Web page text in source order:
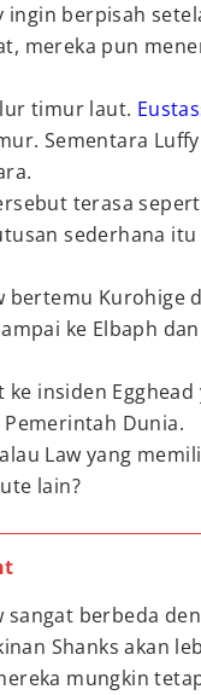
ingin berpisah
mereka pun
timur laut.
Sementara
terasa
sederhana
bertemu Kurohige
ke Elbaph
ke insiden
Dunia.
Law yang
lain?
sangat berbeda
Shanks akan
mungkin